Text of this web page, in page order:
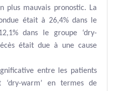
plus mauvais pronostic. La
était à 26,4% dans le
dans le groupe ‘dry-
était due à une cause
entre les patients
‘dry-warm’ en termes de